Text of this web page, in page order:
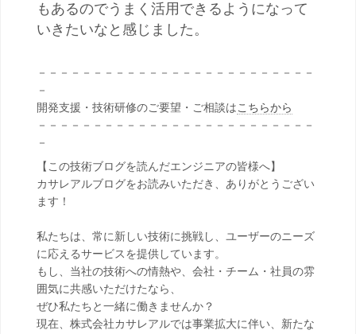
もあるのでうまく活用できるようになって
いきたいなと感じました。
－－－－－－－－－－－－－－－－－－－－－－－－－
－
開発支援・技術研修のご要望・ご相談はこちらから
－－－－－－－－－－－－－－－－－－－－－－－－－
－
【この技術ブログを読んだエンジニアの皆様へ】
カサレアルブログをお読みいただき、ありがとうござい
ます！
私たちは、常に新しい技術に挑戦し、ユーザーのニーズ
に応えるサービスを提供しています。
もし、当社の技術への情熱や、会社・チーム・社員の雰
囲気に共感いただけたなら、
ぜひ私たちと一緒に働きませんか？
現在、株式会社カサレアルでは事業拡大に伴い、新たな